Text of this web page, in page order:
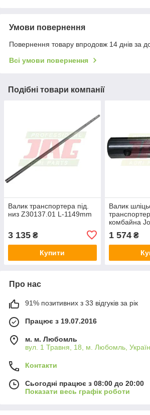
Умови повернення
Повернення товару впродовж 14 днів за
Всі умови повернення
Подібні товари компанії
Валик транспортера під.
низ Z30137.01 L-1149mm
3 135 ₴
Купити
Валик
комбайна
1 574₴
Про нас
91% позитивних з 33 відгуків за рік
Працює з 19.07.2016
м. м. Любомль
вул. 1 Травня, 18, м. Любомль,
Контакти
Сьогодні працює з 08:00 до 20:00
Показати весь графік роботи